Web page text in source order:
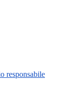
responsabile